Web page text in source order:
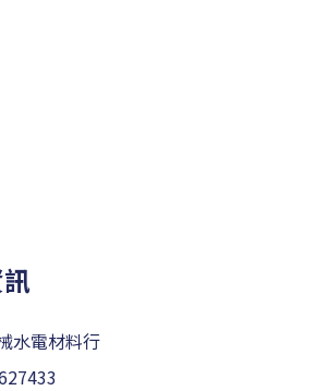
水電材料行